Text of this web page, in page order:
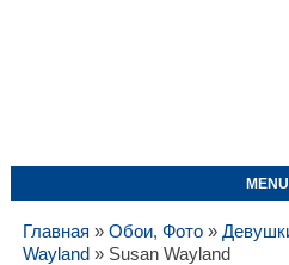
MENU
Главная » Обои, Фото»
Wayland » Susan Wayland